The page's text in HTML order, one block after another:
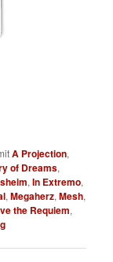
A Projection,
of Dreams,
,In Extremo,
,Megaherz,Mesh,
the Requiem,